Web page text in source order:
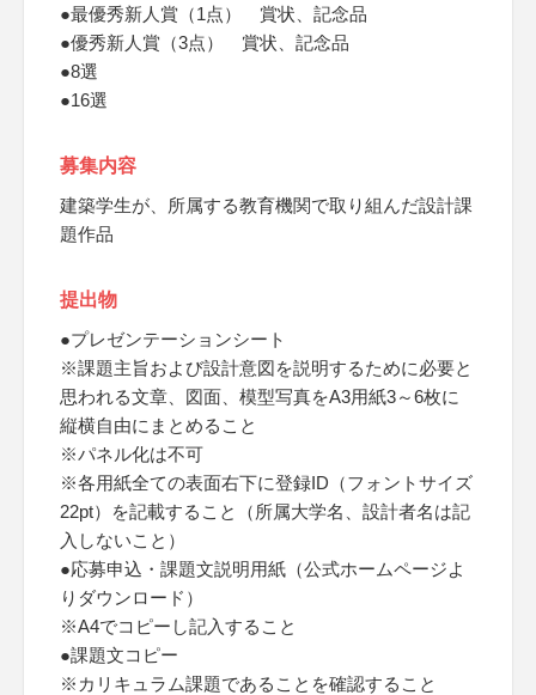
●最優秀新人賞（1点） 賞状、記念品
●優秀新人賞（3点） 賞状、記念品
●8選
●16選
募集内容
建築学生が、所属する教育機関で取り組んだ設計課
題作品
提出物
●プレゼンテーションシート
※課題主旨および設計意図を説明するために必要と
思われる文章、図面、模型写真をA3用紙3～6枚に
縦横自由にまとめること
※パネル化は不可
※各用紙全ての表面右下に登録ID（フォントサイズ
22pt）を記載すること（所属大学名、設計者名は記
入しないこと）
●応募申込・課題文説明用紙（公式ホームページよ
りダウンロード）
※A4でコピーし記入すること
●課題文コピー
※カリキュラム課題であることを確認すること